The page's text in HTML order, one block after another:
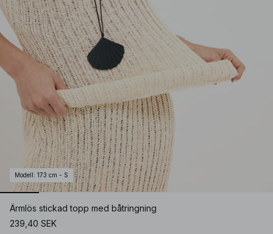
Modell : 173 cm - S
Ärmlös stickad topp med båtringning
239,40 SEK